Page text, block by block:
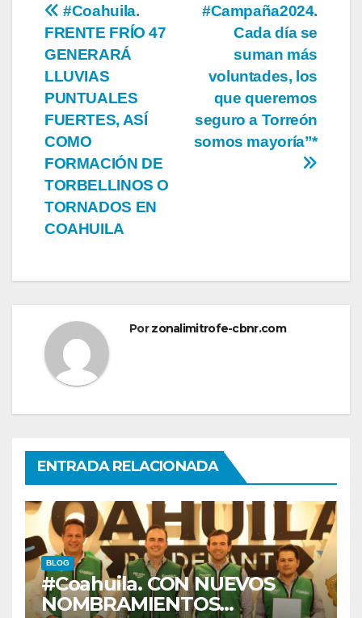
Navegación
de
entradas
#Campaña2024.
Cada día se
suman más
voluntades, los
que queremos
seguro a Torreón
somos mayoría”*
#Coahuila.
FRENTE FRÍO 47
GENERARÁ
LLUVIAS
PUNTUALES
FUERTES, ASÍ
COMO
FORMACIÓN DE
TORBELLINOS O
TORNADOS EN
COAHUILA
Porzonalimitrofe-cbnr.com
ENTRADA RELACIONADA
BLOG
#Coahuila. CON NUEVOS
NOMBRAMIENTOS